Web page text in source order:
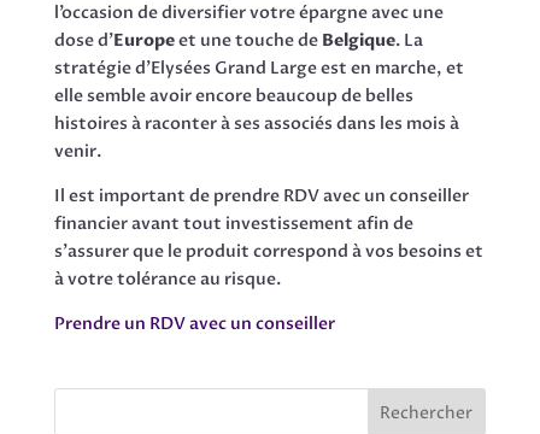
l’occasion de diversifier votre épargne avec une
dose d’Europeet une touche de Belgique. La
stratégie d’Elysées Grand Large est en marche, et
elle semble avoir encore beaucoup de belles
histoires à raconter à ses associés dans les mois à
venir.
Il est important de prendre RDV avec un conseiller
financier avant tout investissement afin de
s’assurer que le produit correspond à vos besoins et
à votre tolérance au risque.
Prendre un RDV avec un conseiller
Rechercher